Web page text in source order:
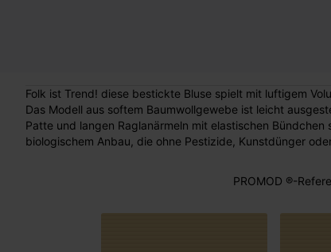
Folk ist Trend! diese bestickte Bluse spielt mit luftigem
Das Modell aus softem Baumwollgewebe ist leicht
Patte und langen Raglanärmeln mit elastischen
biologischem Anbau, die ohne Pestizide, Kunstdünger
PROMOD ®-